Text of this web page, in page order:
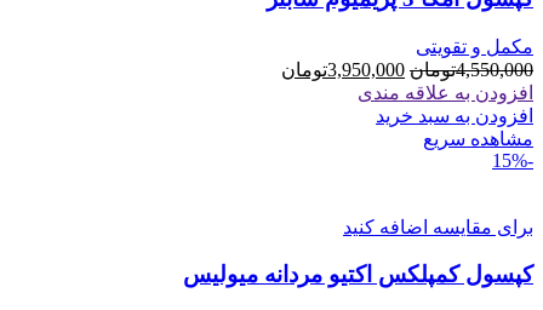
مکمل و تقویتی
4,550,000تومان قیمت
اصلی
3,950,000تومان
افزودن به علاقه مندی
افزودن به سبد خرید
مشاهده سریع
-15%
برای مقایسه اضافه کنید
کپسول کمپلکس اکتیو مردانه میولیس